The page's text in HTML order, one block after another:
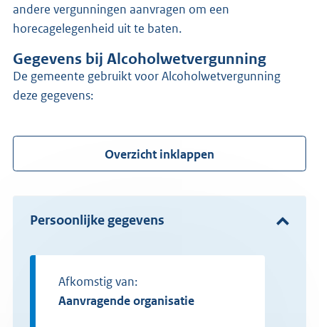
andere vergunningen aanvragen om een
horecagelegenheid uit te baten.
Gegevens bij Alcoholwetvergunning
de gemeente gebruikt voor Alcoholwetvergunning
deze gegevens:
Overzicht inklappen
Persoonlijke gegevens
Afkomstig van:
Aanvragende organisatie